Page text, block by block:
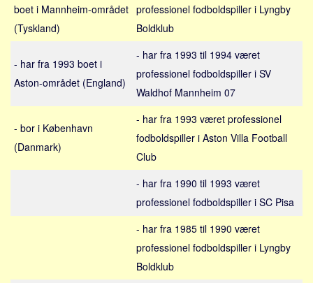
Grækenland
USA
Alle
Nøgleord
Bolig
Job
Virksomhed
Investering
Forbrug
boet i Mannheim-området
(Tyskland)
professionel fodboldspiller i Lyngby
Boldklub
- har fra 1993 boet i
Aston-området (England)
- har fra 1993 til 1994 været
professionel fodboldspiller i SV
Waldhof Mannheim 07
- bor i København
(Danmark)
- har fra 1993 været professionel
fodboldspiller i Aston Villa Football
Club
- har fra 1990 til 1993 været
professionel fodboldspiller i SC Pisa
- har fra 1985 til 1990 været
professionel fodboldspiller i Lyngby
Boldklub